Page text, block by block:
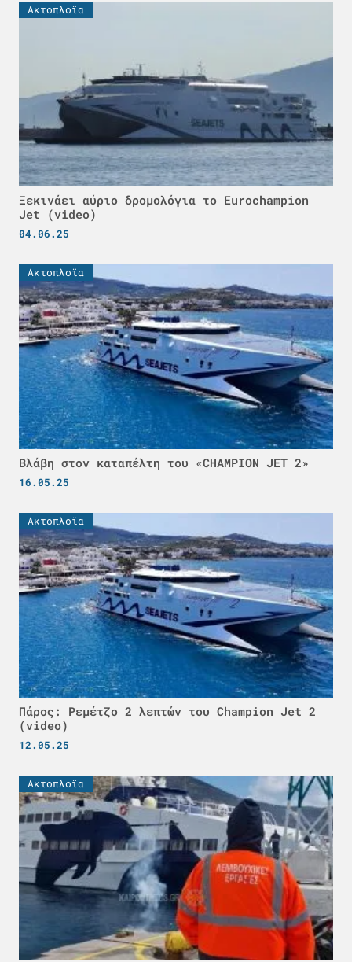
Ακτοπλοϊα
Ξεκινάει αύριο δρομολόγια το Eurochampion
Jet (video)
04.06.25
Ακτοπλοϊα
Βλάβη στον καταπέλτη του «CHAMPION JET 2»
16.05.25
Ακτοπλοϊα
Πάρος: Ρεμέτζο 2 λεπτών του Champion Jet 2
(video)
12.05.25
Ακτοπλοϊα